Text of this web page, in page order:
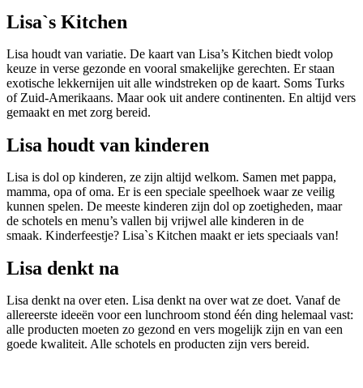
Lisa`s Kitchen
Lisa houdt van variatie. De kaart van Lisa’s Kitchen biedt volop
keuze in verse gezonde en vooral smakelijke gerechten. Er staan
exotische lekkernijen uit alle windstreken op de kaart. Soms Turks
of Zuid-Amerikaans. Maar ook uit andere continenten. En altijd vers
gemaakt en met zorg bereid.
Lisa houdt van kinderen
Lisa is dol op kinderen, ze zijn altijd welkom. Samen met pappa,
mamma, opa of oma. Er is een speciale speelhoek waar ze veilig
kunnen spelen. De meeste kinderen zijn dol op zoetigheden, maar
de schotels en menu’s vallen bij vrijwel alle kinderen in de
smaak. Kinderfeestje? Lisa`s Kitchen maakt er iets speciaals van!
Lisa denkt na
Lisa denkt na over eten. Lisa denkt na over wat ze doet. Vanaf de
allereerste ideeën voor een lunchroom stond één ding helemaal vast:
alle producten moeten zo gezond en vers mogelijk zijn en van een
goede kwaliteit. Alle schotels en producten zijn vers bereid.